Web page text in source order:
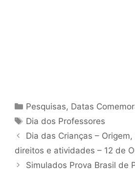
Categorias
Pesquisas, Datas
Tags
Dia dos Professores
Dia das Crianças –
direitos e atividades – 12 de
Simulados Prova Brasil de